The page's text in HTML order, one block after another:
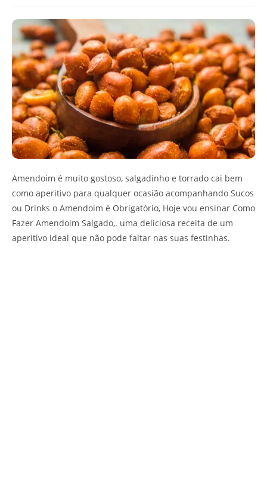
Amendoim é muito gostoso, salgadinho e torrado cai bem
como aperitivo para qualquer ocasião acompanhando Sucos
ou Drinks o Amendoim é Obrigatório, Hoje vou ensinar Como
Fazer Amendoim Salgado,. uma deliciosa receita de um
aperitivo ideal que não pode faltar nas suas festinhas.